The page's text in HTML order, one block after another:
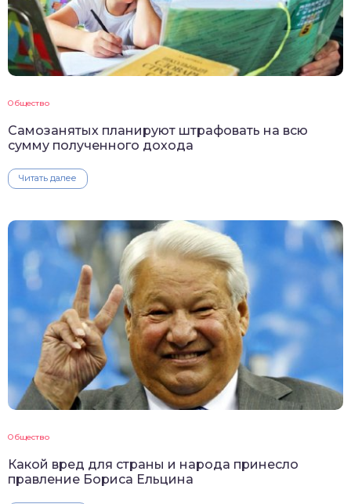
Общество
Самозанятых планируют штрафовать на всю
сумму полученного дохода
Читать далее
Общество
Какой вред для страны и народа принесло
правление Бориса Ельцина